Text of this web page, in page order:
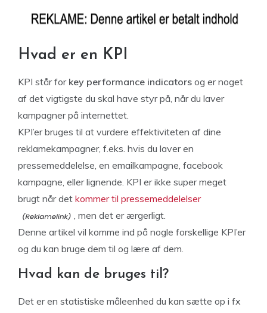
Hvad er en KPI
KPI står for key performance indicators og er noget
af det vigtigste du skal have styr på, når du laver
kampagner på internettet.
KPI’er bruges til at vurdere effektiviteten af dine
reklamekampagner, f.eks. hvis du laver en
pressemeddelelse, en emailkampagne, facebook
kampagne, eller lignende. KPI er ikke super meget
brugt når det kommer til pressemeddelelser
, men det er ærgerligt.
Denne artikel vil komme ind på nogle forskellige KPI’er
og du kan bruge dem til og lære af dem.
Hvad kan de bruges til?
Det er en statistiske måleenhed du kan sætte op i fx